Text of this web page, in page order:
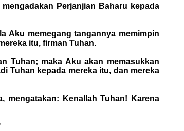
Perjanjian Baharu kepada
Aku memegang tangannya memimpin
itu, firman Tuhan.
Tuhan; maka Aku akan memasukkan
Tuhan kepada mereka itu, dan mereka
mengatakan: Kenallah Tuhan! Karena